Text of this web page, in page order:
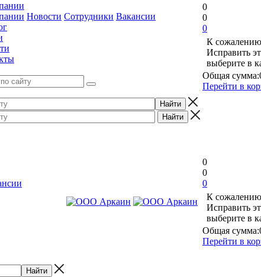
Новости Сотрудники Вакансии
0
0
0
К
Исправить
выберите в
Общая сумма:
Перейти в
0
0
0
К
Исправить
выберите в
Общая сумма:
Перейти в